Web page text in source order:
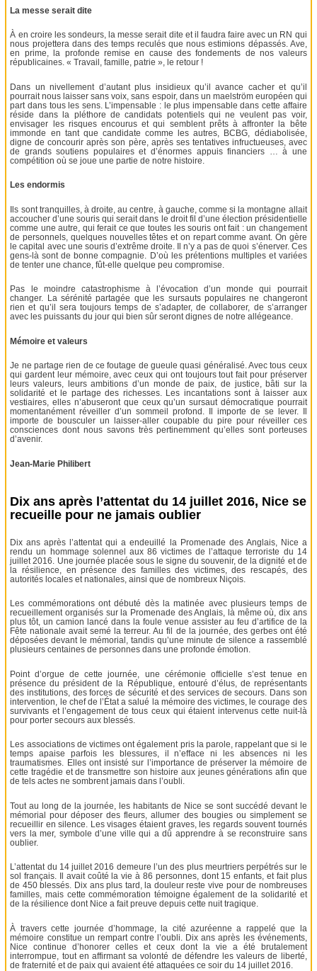
La messe serait dite
À en croire les sondeurs, la messe serait dite et il faudra faire avec un RN qui
nous projettera dans des temps reculés que nous estimions dépassés. Ave,
en prime, la profonde remise en cause des fondements de nos valeurs
républicaines. « Travail, famille, patrie », le retour !
Dans un nivellement d’autant plus insidieux qu’il avance cacher et qu’il
pourrait nous laisser sans voix, sans espoir, dans un maelström européen qui
part dans tous les sens. L’impensable : le plus impensable dans cette affaire
réside dans la pléthore de candidats potentiels qui ne veulent pas voir,
envisager les risques encourus et qui semblent prêts à affronter la bête
immonde en tant que candidate comme les autres, BCBG, dédiabolisée,
digne de concourir après son père, après ses tentatives infructueuses, avec
de grands soutiens populaires et d’énormes appuis financiers … à une
compétition où se joue une partie de notre histoire.
Les endormis
Ils sont tranquilles, à droite, au centre, à gauche, comme si la montagne allait
accoucher d’une souris qui serait dans le droit fil d’une élection présidentielle
comme une autre, qui ferait ce que toutes les souris ont fait : un changement
de personnels, quelques nouvelles têtes et on repart comme avant. On gère
le capital avec une souris d’extrême droite. Il n’y a pas de quoi s’énerver. Ces
gens-là sont de bonne compagnie. D’où les prétentions multiples et variées
de tenter une chance, fût-elle quelque peu compromise.
Pas le moindre catastrophisme à l’évocation d’un monde qui pourrait
changer. La sérénité partagée que les sursauts populaires ne changeront
rien et qu’il sera toujours temps de s’adapter, de collaborer, de s’arranger
avec les puissants du jour qui bien sûr seront dignes de notre allégeance.
Mémoire et valeurs
Je ne partage rien de ce foutage de gueule quasi généralisé. Avec tous ceux
qui gardent leur mémoire, avec ceux qui ont toujours tout fait pour préserver
leurs valeurs, leurs ambitions d’un monde de paix, de justice, bâti sur la
solidarité et le partage des richesses. Les incantations sont à laisser aux
vestiaires, elles n’abuseront que ceux qu’un sursaut démocratique pourrait
momentanément réveiller d’un sommeil profond. Il importe de se lever. Il
importe de bousculer un laisser-aller coupable du pire pour réveiller ces
consciences dont nous savons très pertinemment qu’elles sont porteuses
d’avenir.
Jean-Marie Philibert
Dix ans après l’attentat du 14 juillet 2016, Nice se
recueille pour ne jamais oublier
Dix ans après l’attentat qui a endeuillé la Promenade des Anglais, Nice a
rendu un hommage solennel aux 86 victimes de l’attaque terroriste du 14
juillet 2016. Une journée placée sous le signe du souvenir, de la dignité et de
la résilience, en présence des familles des victimes, des rescapés, des
autorités locales et nationales, ainsi que de nombreux Niçois.
Les commémorations ont débuté dès la matinée avec plusieurs temps de
recueillement organisés sur la Promenade des Anglais, là même où, dix ans
plus tôt, un camion lancé dans la foule venue assister au feu d’artifice de la
Fête nationale avait semé la terreur. Au fil de la journée, des gerbes ont été
déposées devant le mémorial, tandis qu’une minute de silence a rassemblé
plusieurs centaines de personnes dans une profonde émotion.
Point d’orgue de cette journée, une cérémonie officielle s’est tenue en
présence du président de la République, entouré d’élus, de représentants
des institutions, des forces de sécurité et des services de secours. Dans son
intervention, le chef de l’État a salué la mémoire des victimes, le courage des
survivants et l’engagement de tous ceux qui étaient intervenus cette nuit-là
pour porter secours aux blessés.
Les associations de victimes ont également pris la parole, rappelant que si le
temps apaise parfois les blessures, il n’efface ni les absences ni les
traumatismes. Elles ont insisté sur l’importance de préserver la mémoire de
cette tragédie et de transmettre son histoire aux jeunes générations afin que
de tels actes ne sombrent jamais dans l’oubli.
Tout au long de la journée, les habitants de Nice se sont succédé devant le
mémorial pour déposer des fleurs, allumer des bougies ou simplement se
recueillir en silence. Les visages étaient graves, les regards souvent tournés
vers la mer, symbole d’une ville qui a dû apprendre à se reconstruire sans
oublier.
L’attentat du 14 juillet 2016 demeure l’un des plus meurtriers perpétrés sur le
sol français. Il avait coûté la vie à 86 personnes, dont 15 enfants, et fait plus
de 450 blessés. Dix ans plus tard, la douleur reste vive pour de nombreuses
familles, mais cette commémoration témoigne également de la solidarité et
de la résilience dont Nice a fait preuve depuis cette nuit tragique.
À travers cette journée d’hommage, la cité azuréenne a rappelé que la
mémoire constitue un rempart contre l’oubli. Dix ans après les événements,
Nice continue d’honorer celles et ceux dont la vie a été brutalement
interrompue, tout en affirmant sa volonté de défendre les valeurs de liberté,
de fraternité et de paix qui avaient été attaquées ce soir du 14 juillet 2016.